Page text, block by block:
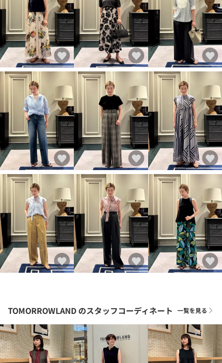
TOMORROWLAND のスタッフコーディネート 一覧を見る